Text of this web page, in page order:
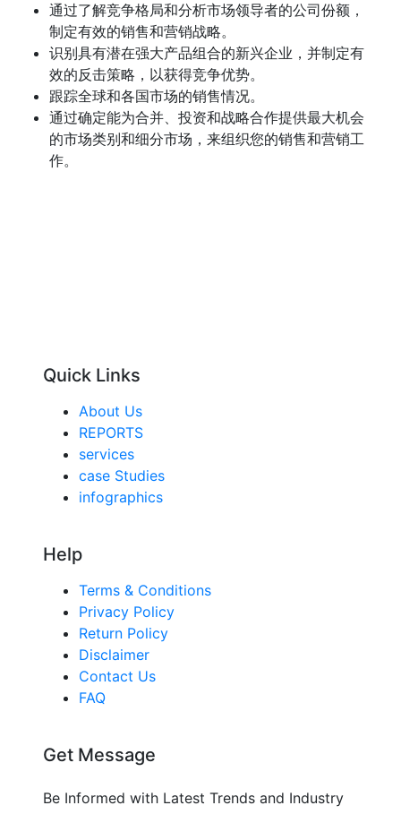
通过了解竞争格局和分析市场领导者的公司份额，
制定有效的销售和营销战略。
识别具有潜在强大产品组合的新兴企业，并制定有
效的反击策略，以获得竞争优势。
跟踪全球和各国市场的销售情况。
通过确定能为合并、投资和战略合作提供最大机会
的市场类别和细分市场，来组织您的销售和营销工
作。
Quick Links
About Us
REPORTS
services
case Studies
infographics
Help
Terms & Conditions
Privacy Policy
Return Policy
Disclaimer
Contact Us
FAQ
Get Message
Be Informed with Latest Trends and Industry